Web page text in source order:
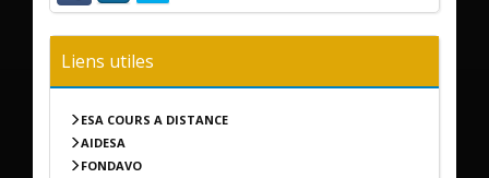
Liens utiles
ESA COURS A DISTANCE
AIDESA
FONDAVO